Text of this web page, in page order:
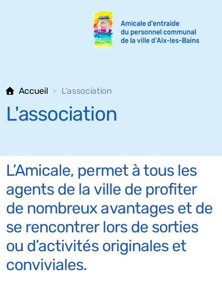
Accueil L'association
L'association
L’Amicale, permet à tous les
agents de la ville de profiter
de nombreux avantages et de
se rencontrer lors de sorties
ou d’activités originales et
conviviales.